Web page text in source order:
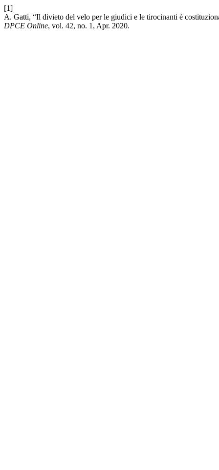
[1]
A. Gatti, “Il divieto del velo per le giudici e le tirocinanti è
DPCE Online, vol. 42, no. 1, Apr. 2020.